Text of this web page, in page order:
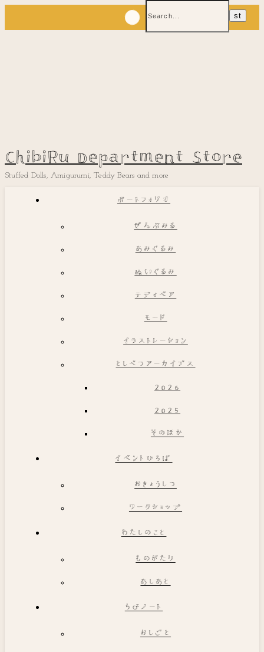
ChibiRu Department Store
Stuffed Dolls, Amigurumi, Teddy Bears and more
ポートフォリオ
ぜんぶみる
あみぐるみ
ぬいぐるみ
テディベア
モード
イラストレーション
としべつアーカイブス
2026
2025
そのほか
イベントひろば
おきょうしつ
ワークショップ
わたしのこと
ものがたり
あしあと
ちびノート
おしごと